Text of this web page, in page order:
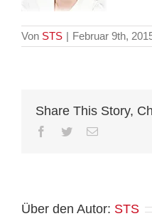
Von STS | Februar 9th,
Share This Story,
Facebook
TwitterE-
Über den Autor: STS